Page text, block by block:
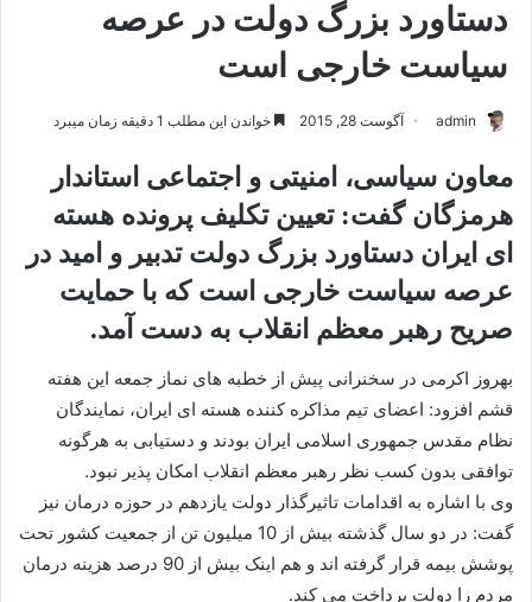
دستاورد بزرگ دولت در عرصه
سیاست خارجی است
admin آگوست 28, 2015 خواندن این مطلب 1 دقیقه زمان میبرد
معاون سیاسی، امنیتی و اجتماعی استاندار
هرمزگان گفت: تعیین تکلیف پرونده هسته
ای ایران دستاورد بزرگ دولت تدبیر و امید در
عرصه سیاست خارجی است که با حمایت
صریح رهبر معظم انقلاب به دست آمد.
بهروز اکرمی در سخنرانی پیش از خطبه های نماز جمعه این هفته
قشم افزود: اعضای تیم مذاکره کننده هسته ای ایران، نمایندگان
نظام مقدس جمهوری اسلامی ایران بودند و دستیابی به هرگونه
توافقی بدون کسب نظر رهبر معظم انقلاب امکان پذیر نبود.
وی با اشاره به اقدامات تاثیرگذار دولت یازدهم در حوزه درمان نیز
گفت: در دو سال گذشته بیش از 10 میلیون تن از جمعیت کشور تحت
پوشش بیمه قرار گرفته اند و هم اینک بیش از 90 درصد هزینه درمان
مردم را دولت پرداخت می کند.